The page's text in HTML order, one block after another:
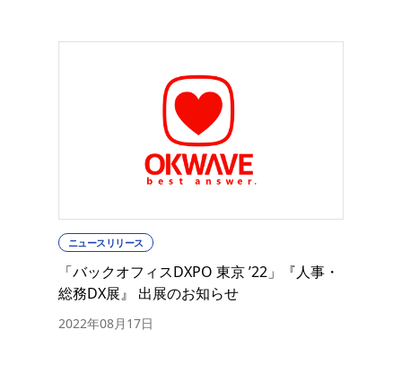
ニュースリリース
「バックオフィスDXPO 東京 ’22」『人事・
総務DX展』 出展のお知らせ
2022年08月17日